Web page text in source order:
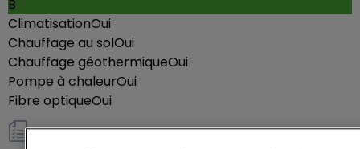
Vivez un confort de vie agréable dans le vieux
centre villageois de Senningen. Tous les
appartements sont vendus SANS COMMISSION,
directement à nos clients.
Simplement fantastique :
B
ClimatisationOui
Chauffage au solOui
Chauffage géothermiqueOui
Pompe à chaleurOui
Fibre optiqueOui